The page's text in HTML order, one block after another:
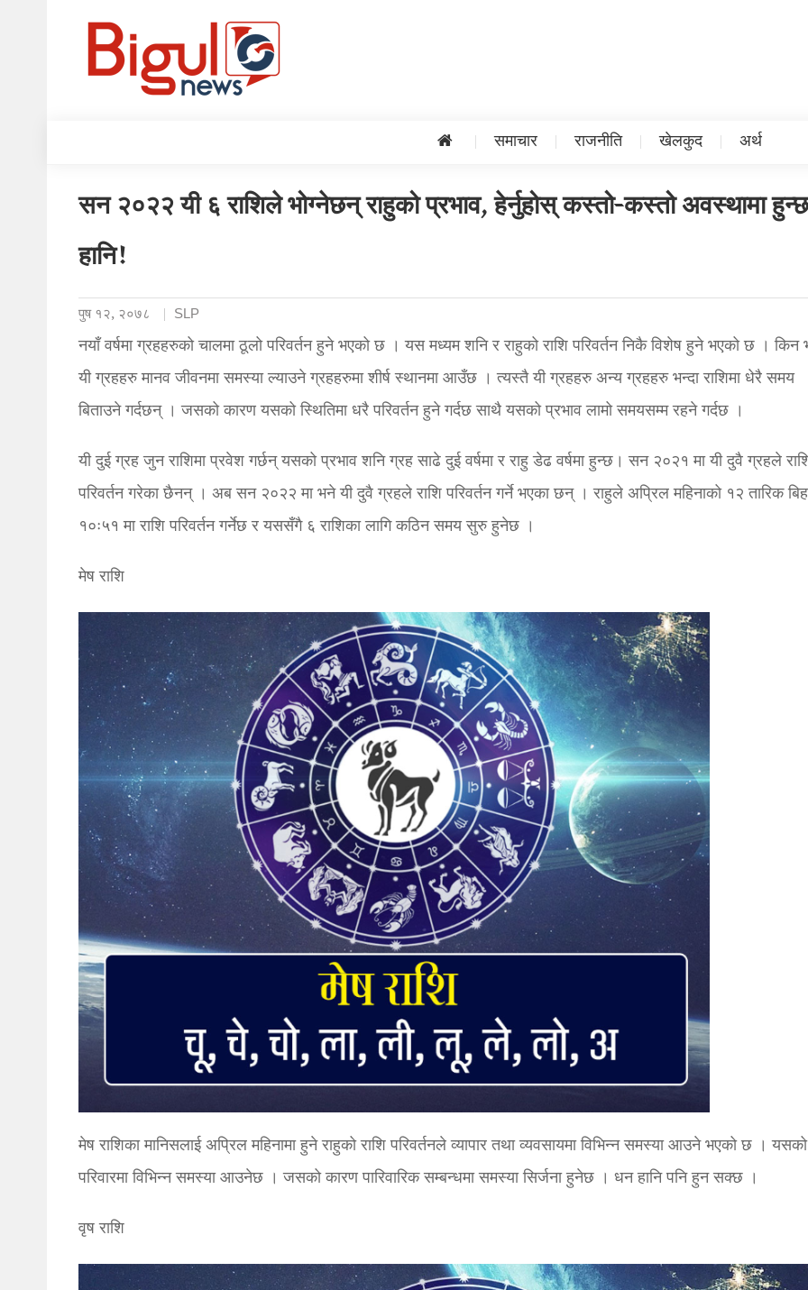
समाचार राजनीति खेलकुद अर्थ
सन २०२२ यी ६ राशिले भोग्नेछन् राहुको प्रभाव, हेर्नुहोस् कस्तो-कस्तो अवस्थामा हुन्छ
हानि!
पुष १२, २०७८ SLP
नयाँ वर्षमा ग्रहहरुको चालमा ठूलो परिवर्तन हुने भएको छ । यस मध्यम शनि र राहुको राशि परिवर्तन निकै विशेष हुने भएको छ । किन
यी ग्रहहरु मानव जीवनमा समस्या ल्याउने ग्रहहरुमा शीर्ष स्थानमा आउँछ । त्यस्तै यी ग्रहहरु अन्य ग्रहहरु भन्दा राशिमा धेरै समय
बिताउने गर्दछन् । जसको कारण यसको स्थितिमा धरै परिवर्तन हुने गर्दछ साथै यसको प्रभाव लामो समयसम्म रहने गर्दछ ।
यी दुई ग्रह जुन राशिमा प्रवेश गर्छन् यसको प्रभाव शनि ग्रह साढे दुई वर्षमा र राहु डेढ वर्षमा हुन्छ। सन २०२१ मा यी दुवै ग्रहले
परिवर्तन गरेका छैनन् । अब सन २०२२ मा भने यी दुवै ग्रहले राशि परिवर्तन गर्ने भएका छन् । राहुले अप्रिल महिनाको १२ तारिक
१०ः५१ मा राशि परिवर्तन गर्नेछ र यससँगै ६ राशिका लागि कठिन समय सुरु हुनेछ ।
मेष राशि
मेष राशिका मानिसलाई अप्रिल महिनामा हुने राहुको राशि परिवर्तनले व्यापार तथा व्यवसायमा विभिन्न समस्या आउने भएको छ ।
परिवारमा विभिन्न समस्या आउनेछ । जसको कारण पारिवारिक सम्बन्धमा समस्या सिर्जना हुनेछ । धन हानि पनि हुन सक्छ ।
वृष राशि